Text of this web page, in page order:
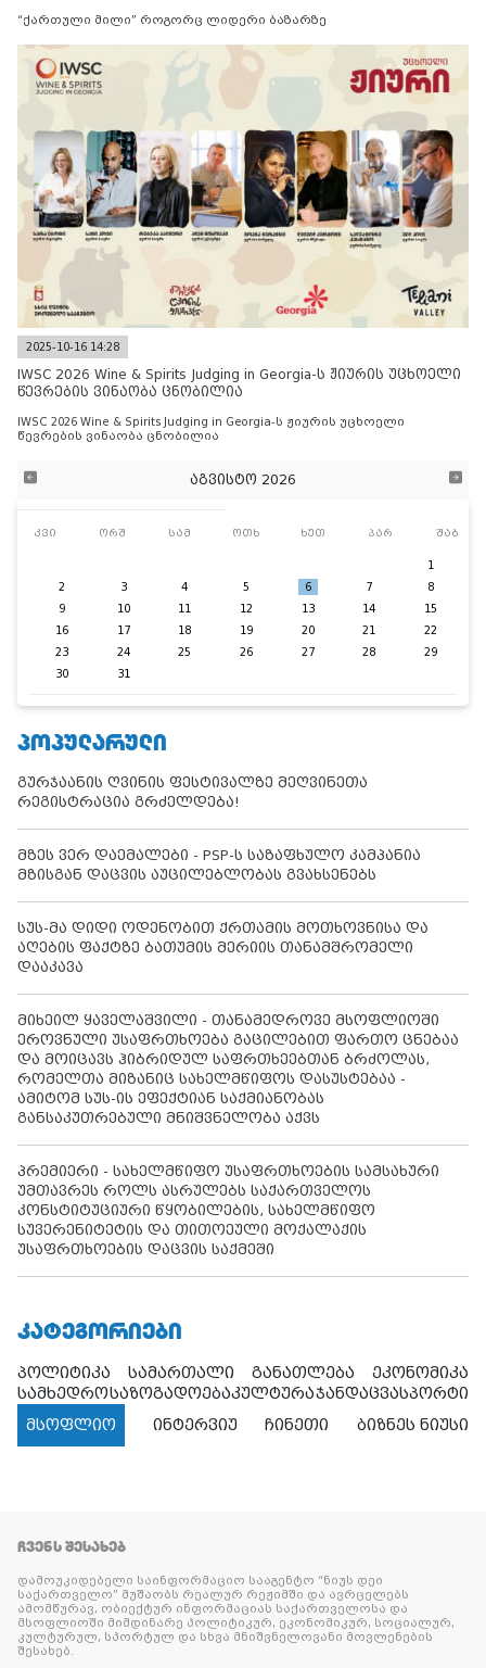
“ქართული მილი” როგორც ლიდერი ბაზარზე
2025-10-16 14:28
IWSC 2026 Wine & Spirits Judging in Georgia-ს ჟიურის უცხოელი
წევრების ვინაობა ცნობილია
IWSC 2026 Wine & Spirits Judging in Georgia-ს ჟიურის უცხოელი
წევრების ვინაობა ცნობილია
აგვისტო 2026
კვი ორშ სამ ოთხ ხუთ პარ შაბ
1
2
3 4 5 6 7
8
9
10 11 12 13 14
15
16
17 18 19 20 21
22
23
24 25 26 27 28
29
30
31
ᲞᲝᲞᲣᲚᲐᲠᲣᲚᲘ
გურჯაანის ღვინის ფესტივალზე მეღვინეთა
რეგისტრაცია გრძელდება!
მზეს ვერ დაემალები - PSP-ს საზაფხულო კამპანია
მზისგან დაცვის აუცილებლობას გვახსენებს
სუს-მა დიდი ოდენობით ქრთამის მოთხოვნისა და
აღების ფაქტზე ბათუმის მერიის თანამშრომელი
დააკავა
მიხეილ ყაველაშვილი - თანამედროვე მსოფლიოში
ეროვნული უსაფრთხოება გაცილებით ფართო ცნებაა
და მოიცავს ჰიბრიდულ საფრთხეებთან ბრძოლას,
რომელთა მიზანიც სახელმწიფოს დასუსტებაა -
ამიტომ სუს-ის ეფექტიან საქმიანობას
განსაკუთრებული მნიშვნელობა აქვს
პრემიერი - სახელმწიფო უსაფრთხოების სამსახური
უმთავრეს როლს ასრულებს საქართველოს
კონსტიტუციური წყობილების, სახელმწიფო
სუვერენიტეტის და თითოეული მოქალაქის
უსაფრთხოების დაცვის საქმეში
ᲙᲐᲢᲔᲒᲝᲠᲘᲔᲑᲘ
პოლიტიკა სამართალი განათლება
ეკონომიკა
სამხედროსაზოგადოებაკულტურაჯანდაცვასპორტი
მსოფლიო
ინტერვიუ ჩინეთი ბიზნეს ნიუსი
ᲩᲕᲔᲜᲡ ᲨᲔᲡᲐᲮᲔᲑ
დამოუკიდებელი საინფორმაციო სააგენტო “ნიუს დეი
საქართველო” მუშაობს რეალურ რეჟიმში და ავრცელებს
ამომწურავ, ობიექტურ ინფორმაციას საქართველოსა და
მსოფლიოში მიმდინარე პოლიტიკურ, ეკონომიკურ, სოციალურ,
კულტურულ, სპორტულ და სხვა მნიშვნელოვანი მოვლენების
შესახებ.